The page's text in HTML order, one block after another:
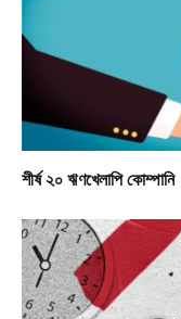
শীর্ষ ২০ ঋণখেলাপি কোম্পানি